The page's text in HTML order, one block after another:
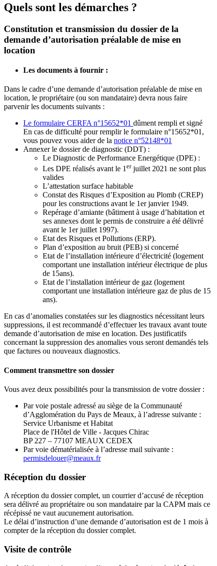
Quels sont les démarches ?
Constitution et transmission du dossier de la
demande d’autorisation préalable de mise en
location
Les documents à fournir :
Dans le cadre d’une demande d’autorisation préalable de mise en
location, le propriétaire (ou son mandataire) devra nous faire
parvenir les documents suivants :
Le formulaire CERFA n°15652*01 dûment rempli et signé
En cas de difficulté pour remplir le formulaire n°15652*01,
vous pouvez vous aider de la notice n°52148*01
Annexer le dossier de diagnostic (DDT) :
Le Diagnostic de Performance Energétique (DPE) :
Les DPE réalisés avant le 1 erjuillet 2021 ne sont plus
valides
L’attestation surface habitable
Constat des Risques d’Exposition au Plomb (CREP)
pour les constructions avant le 1er janvier 1949.
Repérage d’amiante (bâtiment à usage d’habitation et
ses annexes dont le permis de construire a été délivré
avant le 1er juillet 1997).
Etat des Risques et Pollutions (ERP).
Plan d’exposition au bruit (PEB) si concerné
Etat de l’installation intérieure d’électricité (logement
comportant une installation intérieur électrique de plus
de 15ans).
Etat de l’installation intérieur de gaz (logement
comportant une installation intérieure gaz de plus de 15
ans).
En cas d’anomalies constatées sur les diagnostics nécessitant leurs
suppressions, il est recommandé d’effectuer les travaux avant toute
demande d’autorisation de mise en location. Des justificatifs
concernant la suppression des anomalies vous seront demandés tels
que factures ou nouveaux diagnostics.
Comment transmettre son dossier
Vous avez deux possibilités pour la transmission de votre dossier :
Par voie postale adressé au siège de la Communauté
d’Agglomération du Pays de Meaux, à l’adresse suivante :
Service Urbanisme et Habitat
Place de l'Hôtel de Ville - Jacques Chirac
BP 227 – 77107 MEAUX CEDEX
Par voie dématérialisée à l’adresse mail suivante :
permisdelouer@meaux.fr
Réception du dossier
A réception du dossier complet, un courrier d’accusé de réception
sera délivré au propriétaire ou son mandataire par la CAPM mais ce
récépissé ne vaut aucunement autorisation.
Le délai d’instruction d’une demande d’autorisation est de 1 mois à
compter de la réception du dossier complet.
Visite de contrôle